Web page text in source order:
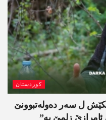
کوردستان
ل سەر دەولەتبوونێ
زلمێ یە”